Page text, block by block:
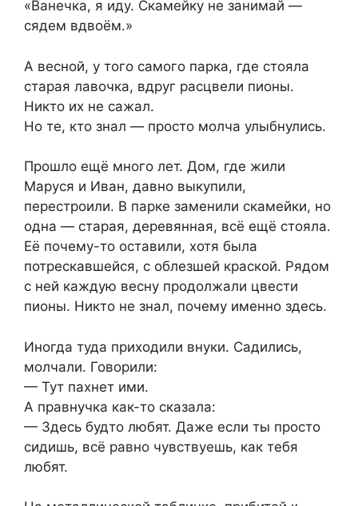
«Ванечка, я иду. Скамейку не занимай —
сядем вдвоём.»
А весной, у того самого парка, где стояла
старая лавочка, вдруг расцвели пионы.
Никто их не сажал.
Но те, кто знал — просто молча улыбнулись.
Прошло ещё много лет. Дом, где жили
Маруся и Иван, давно выкупили,
перестроили. В парке заменили скамейки, но
одна — старая, деревянная, всё ещё стояла.
Её почему-то оставили, хотя была
потрескавшейся, с облезшей краской. Рядом
с ней каждую весну продолжали цвести
пионы. Никто не знал, почему именно здесь.
Иногда туда приходили внуки. Садились,
молчали. Говорили:
— Тут пахнет ими.
А правнучка как-то сказала:
— Здесь будто любят. Даже если ты просто
сидишь, всё равно чувствуешь, как тебя
любят.